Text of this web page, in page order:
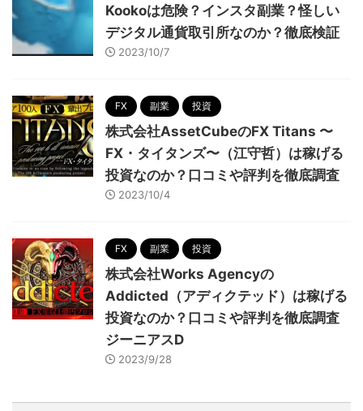
Kookoは危険？インスタ副業？怪しい
デジタル通貨取引所なのか？徹底検証
2023/10/7
FX 副業 投資
株式会社AssetCubeのFX Titans 〜
FX・タイタンズ〜（江守哲）は稼げる
投資なのか？口コミや評判を徹底調査
2023/10/4
FX 副業 投資
株式会社Works Agencyの
Addicted（アディクテッド）は稼げる
投資なのか？口コミや評判を徹底調査
ジーニアスD
2023/9/28